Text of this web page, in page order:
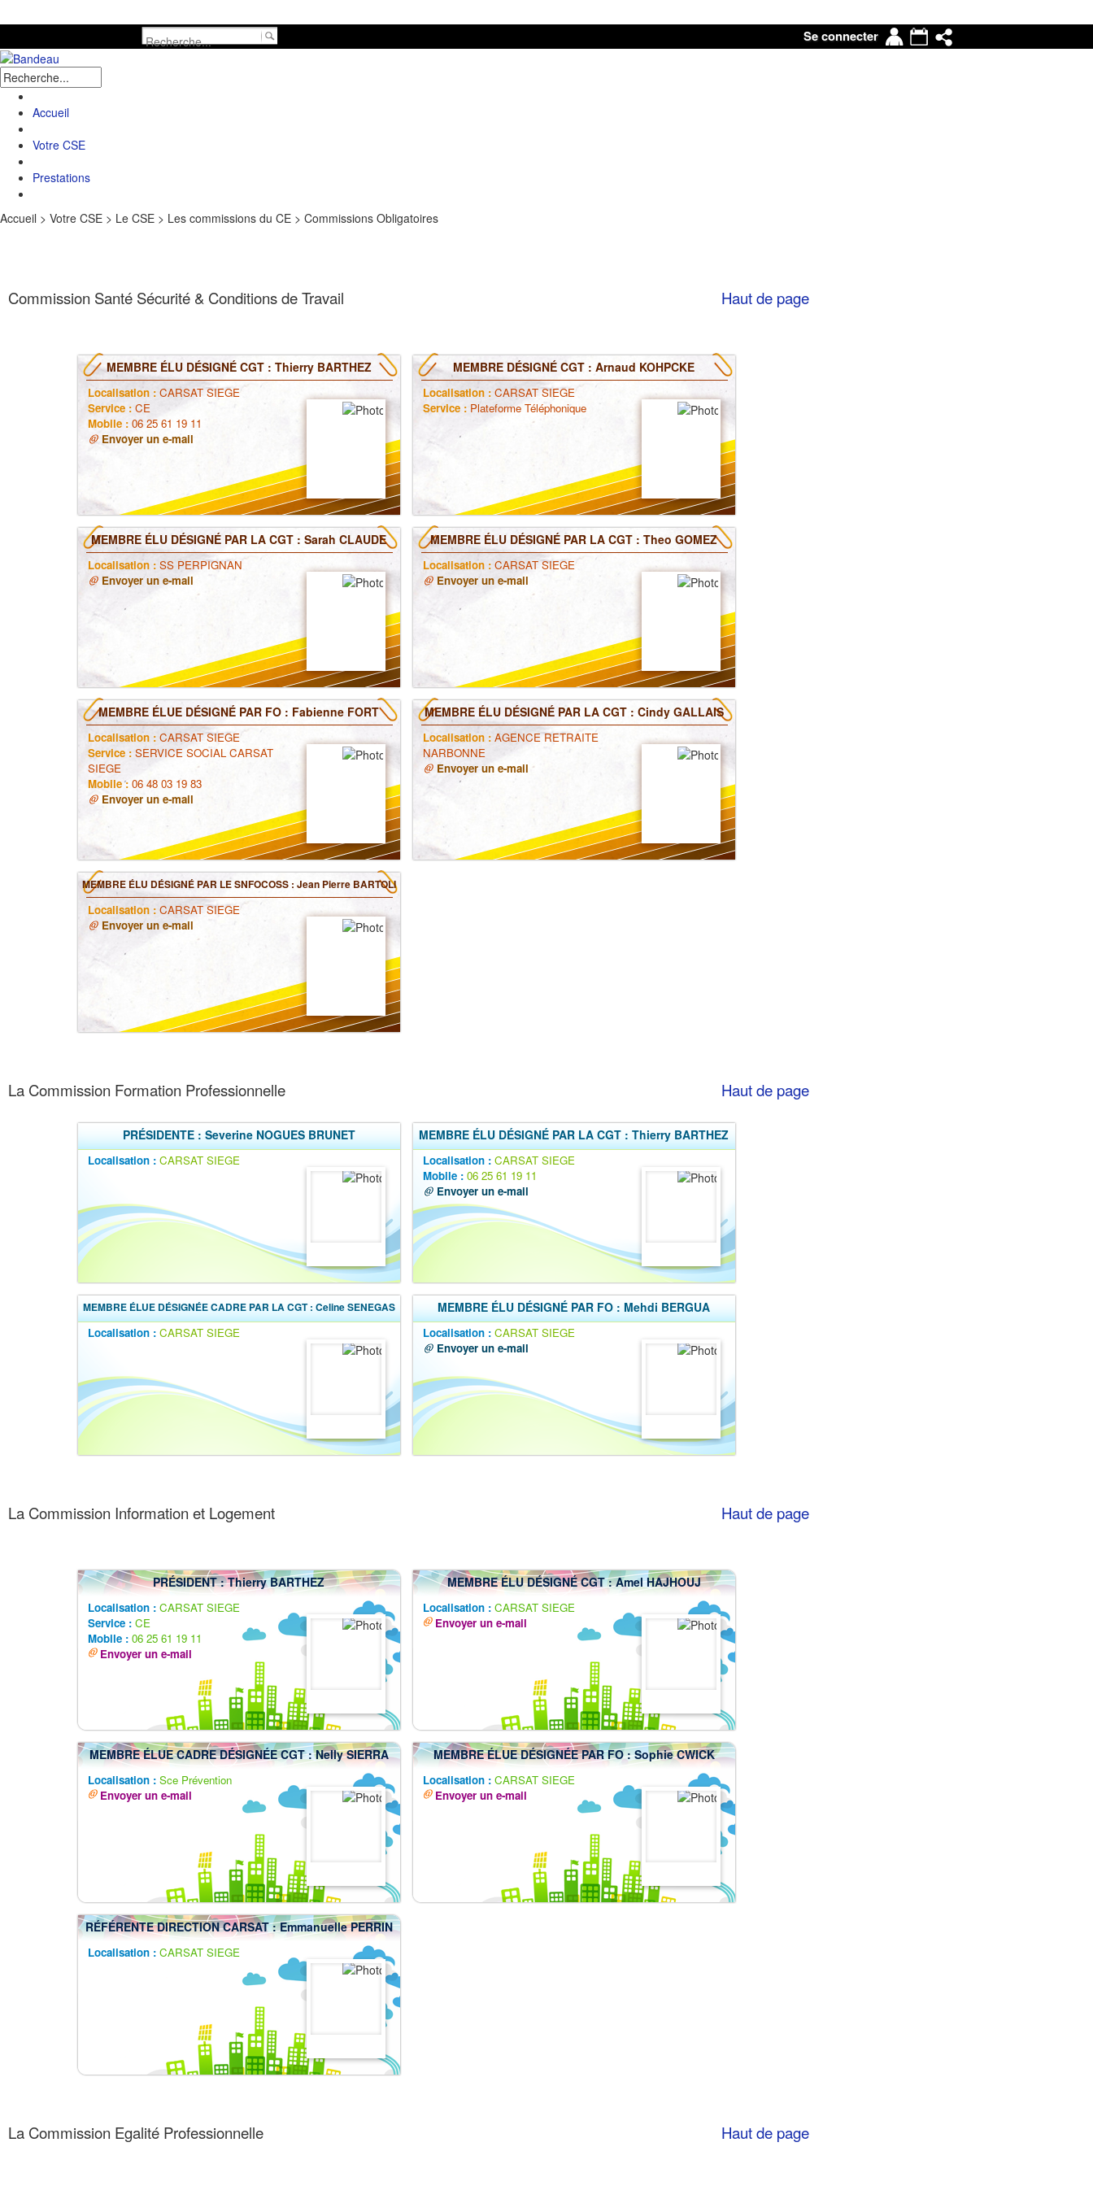
Se connecter
Mon Agenda
Accueil
Votre CSE
Prestations
Accueil > Votre CSE > Le CSE > Les commissions du CE > Commissions Obligatoires
Commission Santé Sécurité & Conditions de Travail Haut de page
MEMBRE ÉLU DÉSIGNÉ CGT : Thierry BARTHEZ
Localisation : CARSAT SIEGE
Service : CE
Mobile : 06 25 61 19 11
Envoyer un e-mail
MEMBRE DÉSIGNÉ CGT : Arnaud KOHPCKE
Localisation : CARSAT SIEGE
Service : Plateforme Téléphonique
MEMBRE ÉLU DÉSIGNÉ PAR LA CGT : Sarah CLAUDE
Localisation : SS PERPIGNAN
Envoyer un e-mail
MEMBRE ÉLU DÉSIGNÉ PAR LA CGT : Theo GOMEZ
Localisation : CARSAT SIEGE
Envoyer un e-mail
MEMBRE ÉLUE DÉSIGNÉ PAR FO : Fabienne FORT
Localisation : CARSAT SIEGE
Service : SERVICE SOCIAL CARSAT
SIEGE
Mobile : 06 48 03 19 83
Envoyer un e-mail
MEMBRE ÉLU DÉSIGNÉ PAR LA CGT : Cindy GALLAIS
Localisation : AGENCE RETRAITE
NARBONNE
Envoyer un e-mail
MEMBRE ÉLU DÉSIGNÉ PAR LE SNFOCOSS : Jean Pierre BARTOLI
Localisation : CARSAT SIEGE
Envoyer un e-mail
La Commission Formation Professionnelle Haut de page
PRÉSIDENTE : Severine NOGUES BRUNET
Localisation : CARSAT SIEGE
MEMBRE ÉLU DÉSIGNÉ PAR LA CGT : Thierry BARTHEZ
Localisation : CARSAT SIEGE
Mobile : 06 25 61 19 11
Envoyer un e-mail
MEMBRE ÉLUE DÉSIGNÉE CADRE PAR LA CGT : Celine SENEGAS
Localisation : CARSAT SIEGE
MEMBRE ÉLU DÉSIGNÉ PAR FO : Mehdi BERGUA
Localisation : CARSAT SIEGE
Envoyer un e-mail
La Commission Information et Logement Haut de page
PRÉSIDENT : Thierry BARTHEZ
Localisation : CARSAT SIEGE
Service : CE
Mobile : 06 25 61 19 11
Envoyer un e-mail
MEMBRE ÉLU DÉSIGNÉ CGT : Amel HAJHOUJ
Localisation : CARSAT SIEGE
Envoyer un e-mail
MEMBRE ÉLUE CADRE DÉSIGNÉE CGT : Nelly SIERRA
Localisation : Sce Prévention
Envoyer un e-mail
MEMBRE ÉLUE DÉSIGNÉE PAR FO : Sophie CWICK
Localisation : CARSAT SIEGE
Envoyer un e-mail
RÉFÉRENTE DIRECTION CARSAT : Emmanuelle PERRIN
Localisation : CARSAT SIEGE
La Commission Egalité Professionnelle Haut de page